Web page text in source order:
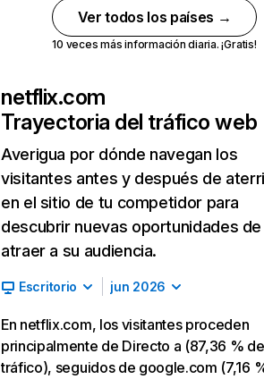
Ver todos los países →
10 veces más información diaria. ¡Gratis!
netflix.com
Trayectoria del tráfico web
Averigua por dónde navegan los
visitantes antes y después de
en el sitio de tu competidor para
descubrir nuevas oportunidades de
atraer a su audiencia.
Escritorio jun 2026
En netflix.com, los visitantes proceden
principalmente de Directo a (87,36 % de
tráfico), seguidos de google.com (7,16